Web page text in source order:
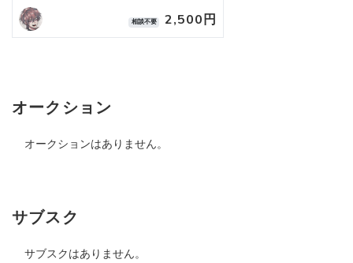
相談不要 2,500円
オークション
オークションはありません。
サブスク
サブスクはありません。